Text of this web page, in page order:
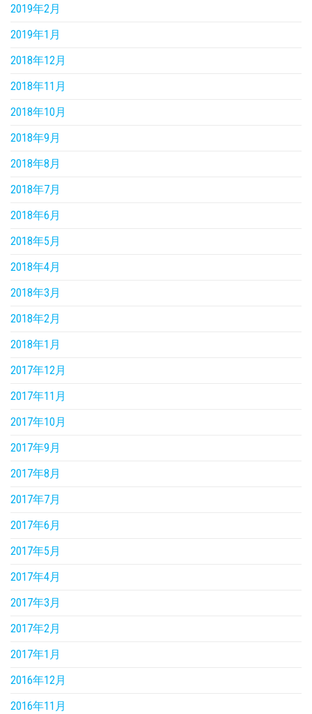
2019年2月
2019年1月
2018年12月
2018年11月
2018年10月
2018年9月
2018年8月
2018年7月
2018年6月
2018年5月
2018年4月
2018年3月
2018年2月
2018年1月
2017年12月
2017年11月
2017年10月
2017年9月
2017年8月
2017年7月
2017年6月
2017年5月
2017年4月
2017年3月
2017年2月
2017年1月
2016年12月
2016年11月